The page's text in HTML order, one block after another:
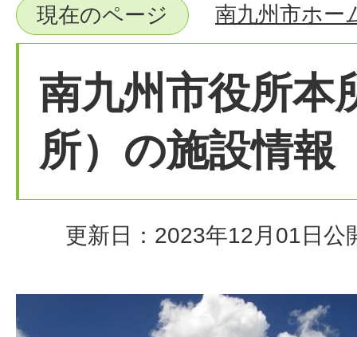
現在のページ 南九州市ホー
南九州市役所本
所）の施設情報
更新日：2023年12月01日 公